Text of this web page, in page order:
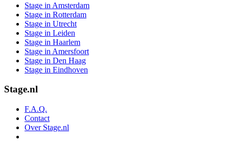
Stage in Amsterdam
Stage in Rotterdam
Stage in Utrecht
Stage in Leiden
Stage in Haarlem
Stage in Amersfoort
Stage in Den Haag
Stage in Eindhoven
Stage.nl
F.A.Q.
Contact
Over Stage.nl